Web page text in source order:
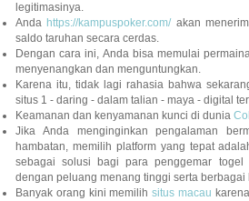
legitimasinya.
Anda https://kampuspoker.com/akan
saldo taruhan secara cerdas.
Dengan cara ini, Anda bisa memulai
menyenangkan dan menguntungkan.
Karena itu, tidak lagi rahasia bahwa
situs 1 - daring - dalam talian - maya - digital
Keamanan dan kenyamanan kunci di dunia
Jika Anda menginginkan pengalaman
hambatan, memilih platform yang tepat
sebagai solusi bagi para penggemar togel
dengan peluang menang tinggi serta
Banyak orang kini memilihsitus macau